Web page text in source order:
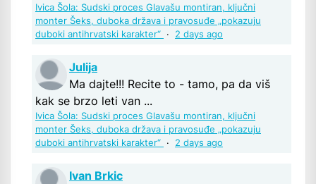
Ivica Šola: Sudski proces Glavašu montiran, ključni
monter Šeks, duboka država i pravosuđe „pokazuju
duboki antihrvatski karakter“ · 2 days ago
Julija
Ma dajte!!! Recite to - tamo, pa da viš
kak se brzo leti van ...
Ivica Šola: Sudski proces Glavašu montiran, ključni
monter Šeks, duboka država i pravosuđe „pokazuju
duboki antihrvatski karakter“ · 2 days ago
Ivan Brkic